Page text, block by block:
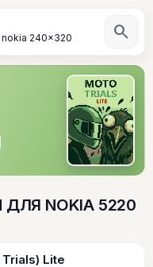
240x320
search
NOKIA 5220
Lite